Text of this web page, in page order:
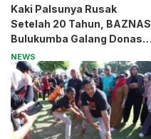
Kaki Palsunya Rusak
Setelah 20 Tahun, BAZNAS
Bulukumba Galang Donasi
untuk Pak Pardi
NEWS